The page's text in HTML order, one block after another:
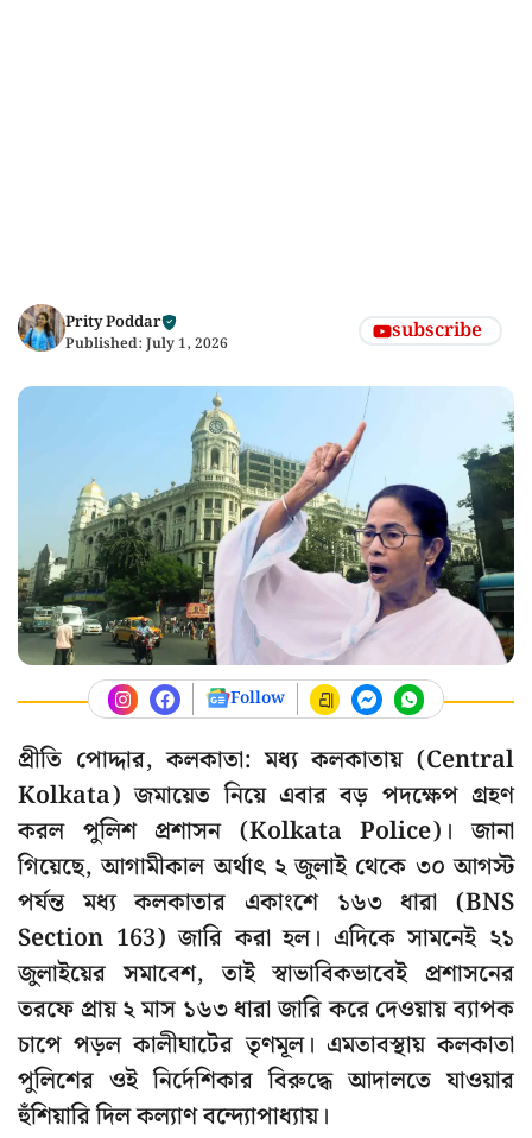
Prity Poddar
Published: July 1, 2026 subscribe
Follow
প্রীতি পোদ্দার, কলকাতা: মধ্য কলকাতায় (Central
Kolkata) জমায়েত নিয়ে এবার বড় পদক্ষেপ গ্রহণ
করল পুলিশ প্রশাসন (Kolkata Police)। জানা
গিয়েছে, আগামীকাল অর্থাৎ ২ জুলাই থেকে ৩০ আগস্ট
পর্যন্ত মধ্য কলকাতার একাংশে ১৬৩ ধারা (BNS
Section 163) জারি করা হল। এদিকে সামনেই ২১
জুলাইয়ের সমাবেশ, তাই স্বাভাবিকভাবেই প্রশাসনের
তরফে প্রায় ২ মাস ১৬৩ ধারা জারি করে দেওয়ায় ব্যাপক
চাপে পড়ল কালীঘাটের তৃণমূল। এমতাবস্থায় কলকাতা
পুলিশের ওই নির্দেশিকার বিরুদ্ধে আদালতে যাওয়ার
হুঁশিয়ারি দিল কল্যাণ বন্দ্যোপাধ্যায়।